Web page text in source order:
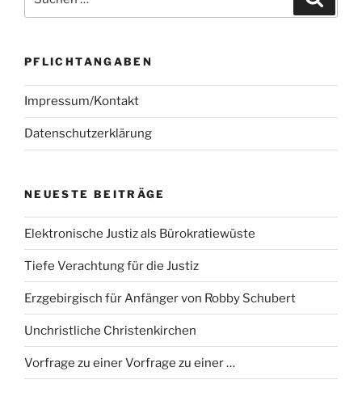
nach:
PFLICHTANGABEN
Impressum/Kontakt
Datenschutzerklärung
NEUESTE BEITRÄGE
Elektronische Justiz als Bürokratiewüste
Tiefe Verachtung für die Justiz
Erzgebirgisch für Anfänger von Robby Schubert
Unchristliche Christenkirchen
Vorfrage zu einer Vorfrage zu einer …